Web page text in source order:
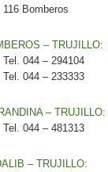
116 Bomberos
– TRUJILLO:
Tel. 044 – 294104
Tel. 044 – 233333
– TRUJILLO:
Tel. 044 – 481313
– TRUJILLO: